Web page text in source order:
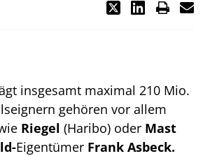
insgesamt maximal 210 Mio.
gehören vor allem
Riegel (Haribo) oder Mast
Eigentümer Frank Asbeck.